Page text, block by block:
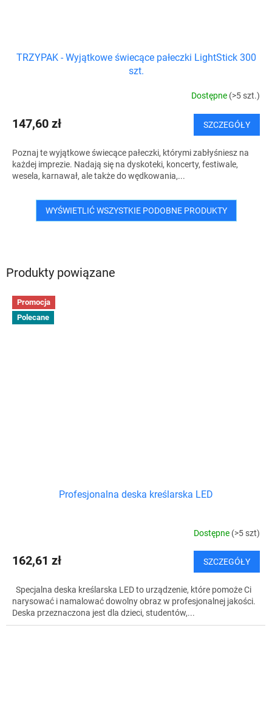
Produkty powiązane
Promocja
Polecane
Profesjonalna deska kreślarska LED
Dostępne (>5 szt)
162,61 zł SZCZEGÓŁY
Specjalna deska kreślarska LED to urządzenie, które pomoże Ci
narysować i namalować dowolny obraz w profesjonalnej jakości.
Deska przeznaczona jest dla dzieci, studentów,...
TRZYPAK - Wyjątkowe świecące pałeczki LightStick 300
szt.
Dostępne (>5 szt.)
147,60 zł SZCZEGÓŁY
Poznaj te wyjątkowe świecące pałeczki, którymi zabłyśniesz na
każdej imprezie. Nadają się na dyskoteki, koncerty, festiwale,
wesela, karnawał, ale także do wędkowania,...
WYŚWIETLIĆ WSZYSTKIE PODOBNE PRODUKTY